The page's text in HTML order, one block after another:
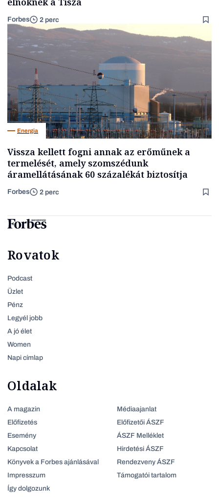
Forbes 2 perc
Energia
Vissza kellett fogni annak az erőműnek a
termelését, amely szomszédunk
áramellátásának 60 százalékát biztosítja
Forbes 2 perc
Rovatok
Podcast
Üzlet
Pénz
Legyél jobb
A jó élet
Women
Napi címlap
Oldalak
A magazin
Előfizetés
Esemény
Kapcsolat
Könyvek a Forbes ajánlásával
Impresszum
Így dolgozunk
Médiaajanlat
Előfizetői ÁSZF
ÁSZF Melléklet
Hirdetési ÁSZF
Rendezveny ÁSZF
Támogatói tartalom